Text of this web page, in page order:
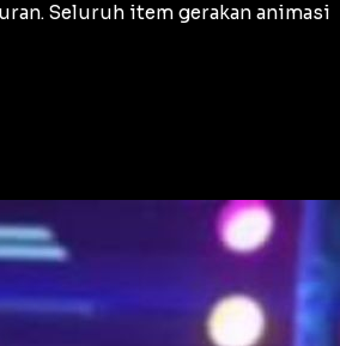
Seluruh item gerakan animasi